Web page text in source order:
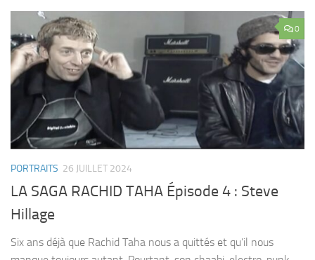
0
PORTRAITS 26 JUILLET 2024
LA SAGA RACHID TAHA Épisode 4 : Steve
Hillage
Six ans déjà que Rachid Taha nous a quittés et qu’il nous